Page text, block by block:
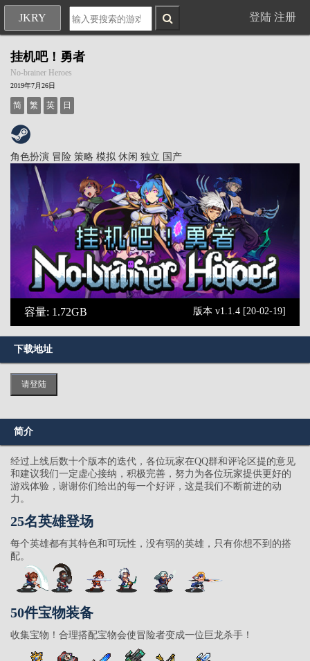
JKRY 登陆 注册
挂机吧！勇者
No-brainer Heroes
2019年7月26日
简 繁 英 日
角色扮演 冒险 策略 模拟 休闲 独立 国产
容量: 1.72GB 版本 v1.1.4 [20-02-19]
下载地址
请登陆
简介
经过上线后数十个版本的迭代，各位玩家在QQ群和评论区提的意见
和建议我们一定虚心接纳，积极完善，努力为各位玩家提供更好的
游戏体验，谢谢你们给出的每一个好评，这是我们不断前进的动
力。
25名英雄登场
每个英雄都有其特色和可玩性，没有弱的英雄，只有你想不到的搭
配。
50件宝物装备
收集宝物！合理搭配宝物会使冒险者变成一位巨龙杀手！